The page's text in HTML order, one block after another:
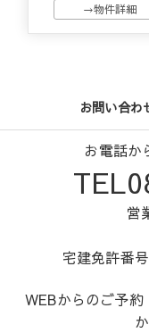
→物件詳細
お問い合わ
お電話か
営
宅建免許番
WEBからのご予